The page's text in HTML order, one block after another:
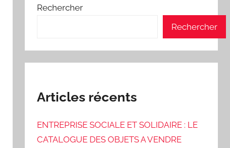
Rechercher
Rechercher
Articles récents
ENTREPRISE SOCIALE ET SOLIDAIRE : LE
CATALOGUE DES OBJETS A VENDRE